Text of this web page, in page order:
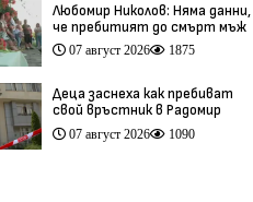
Любомир Николов: Няма данни,
че пребитият до смърт мъж
в Пловдив е бил педофил
(видео)
07 август 2026 1875
Деца заснеха как пребиват
свой връстник в Радомир
(видео)07 август 2026 1090